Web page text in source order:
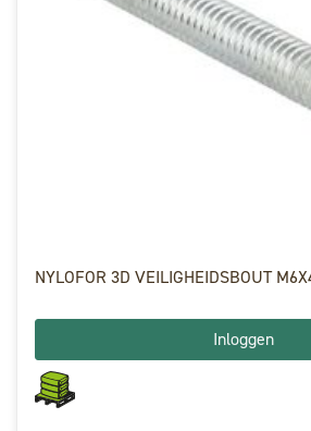
NYLOFOR 3D VEILIGHEIDSBOUT
Inloggen